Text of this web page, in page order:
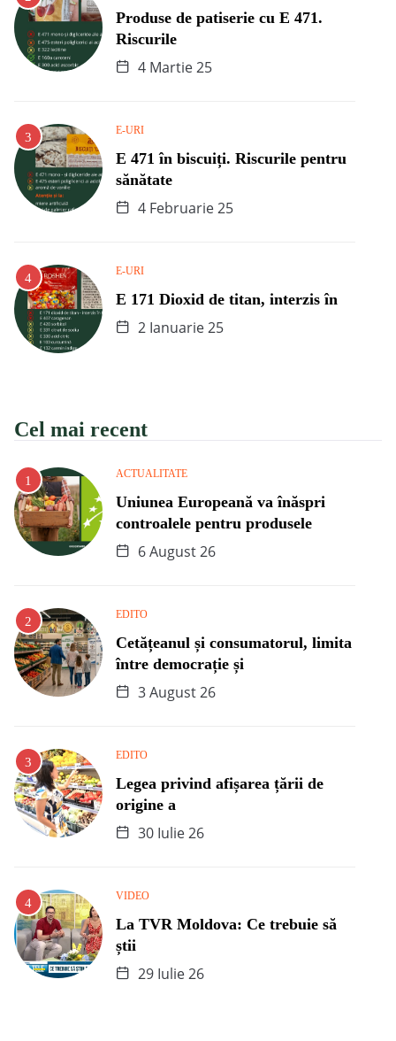
Produse de patiserie cu E 471.
Riscurile
4 Martie 25
E-URI
E 471 în biscuiți. Riscurile pentru
sănătate
4 Februarie 25
E-URI
E 171 Dioxid de titan, interzis în
2 Ianuarie 25
Cel mai recent
ACTUALITATE
Uniunea Europeană va înăspri
controalele pentru produsele
6 August 26
EDITO
Cetățeanul și consumatorul, limita
între democrație și
3 August 26
EDITO
Legea privind afișarea țării de
origine a
30 Iulie 26
VIDEO
La TVR Moldova: Ce trebuie să
știi
29 Iulie 26